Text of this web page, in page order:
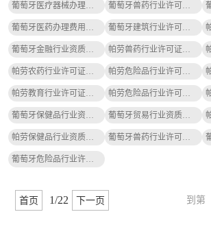
葡萄牙医疗器械办理需要多少钱呢 葡萄牙兽药行业许可证代办机构怎么选
葡萄牙医药办理费用明细指南 葡萄牙建筑行业许可证办理需要哪些材料
葡萄牙金融行业资质办理需要多少钱呢 帕劳兽药行业许可证办理流程、价格攻略
帕劳农药行业许可证办理流程、费用、条件指南 帕劳危险品行业许可证办理流程、费用、条件指南
帕劳教育行业许可证办理流程及费用攻略 帕劳危险品行业许可证代理公司哪家好
葡萄牙保健品行业资质办理流程、价格攻略 葡萄牙贸易行业资质办理流程及费用攻略
帕劳保健品行业资质办理需要哪些材料 葡萄牙兽药行业许可证办理流程、价格攻略
葡萄牙危险品行业许可证办理的条件是什么
首页 1/22 下一页 到第